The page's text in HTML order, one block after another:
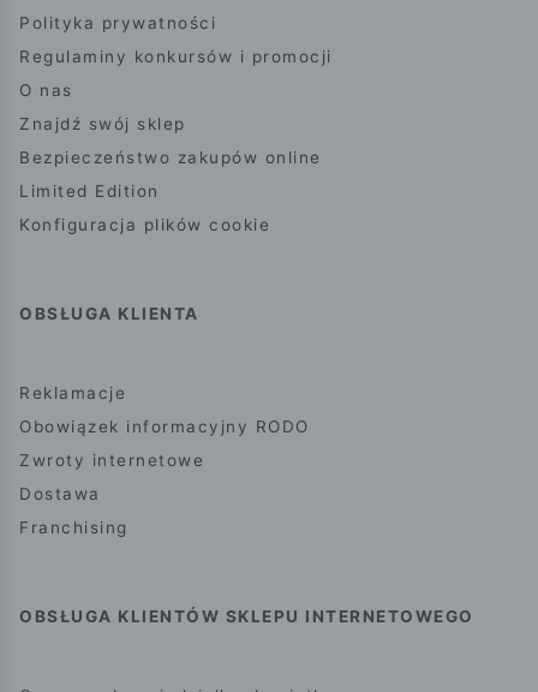
Polityka prywatności
Regulaminy konkursów i promocji
O nas
Znajdź swój sklep
Bezpieczeństwo zakupów online
Limited Edition
Konfiguracja plików cookie
OBSŁUGA KLIENTA
Reklamacje
Obowiązek informacyjny RODO
Zwroty internetowe
Dostawa
Franchising
OBSŁUGA KLIENTÓW SKLEPU INTERNETOWEGO